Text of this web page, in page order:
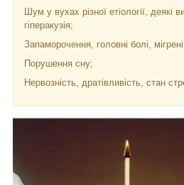
Шум у вухах різної етіології, деякі
гіперакузія;
Запаморочення, головні болі,
Порушення сну;
Нервозність, дратівливість, стан